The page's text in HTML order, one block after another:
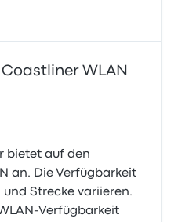
WLAN
bietet auf den
an. Die Verfügbarkeit
Strecke variieren.
Verfügbarkeit